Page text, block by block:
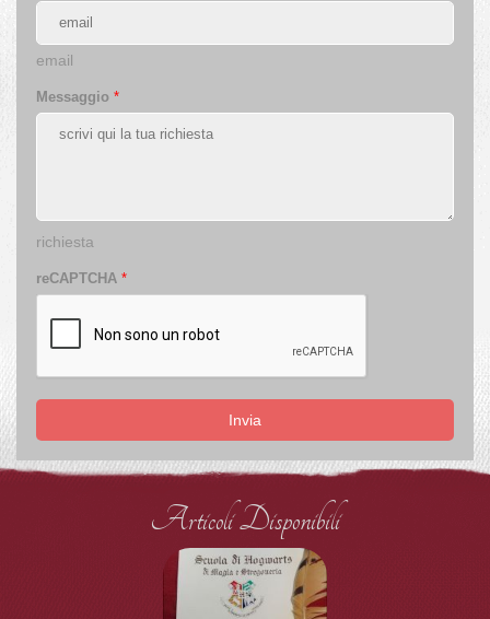
email
Messaggio *
richiesta
reCAPTCHA *
Invia
Articoli Disponibili